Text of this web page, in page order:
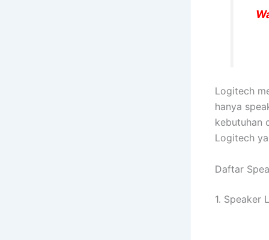
Logitech
hanya
kebutuhan
Logitech
Daftar
1. Speaker